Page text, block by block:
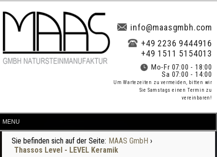
info@maasgmbh.com
+49 2236 9444916
+49 1511 5154013
Mo-Fr 07:00 - 18:00
Sa 07:00 - 14:00
Um Wartezeiten zu vermeiden, bitten wir
Sie Samstags einen Termin zu
vereinbaren!
Sie befinden sich auf der Seite: MAAS GmbH ›
Thassos Level - LEVEL Keramik